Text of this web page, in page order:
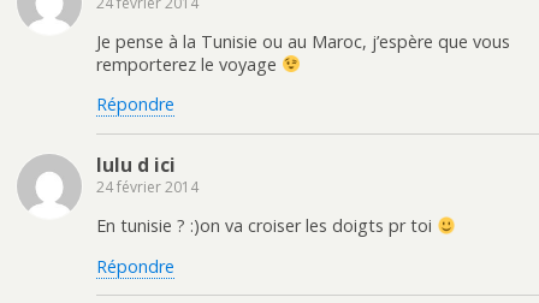
a
e
l
e
a
n
s
u
e
n
o
v
e
l
e
f
n
ê
t
r
e
s
(
o
u
r
e
d
n
s
n
e
n
à
u
n
(
r
d
a
n
Je pense à la Tunisie ou au Maroc, j’espère que vous
remporterez le voyage
Répondre
lulu d ici
24 février 2014
En tunisie ? :)on va croiser les doigts pr toi
Répondre